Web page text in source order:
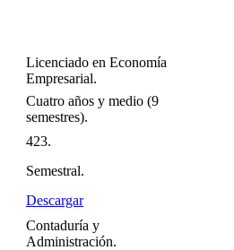
Licenciado en Economía
Empresarial.
Cuatro años y medio (9
semestres).
423.
Semestral.
Descargar
Contaduría y
Administración.